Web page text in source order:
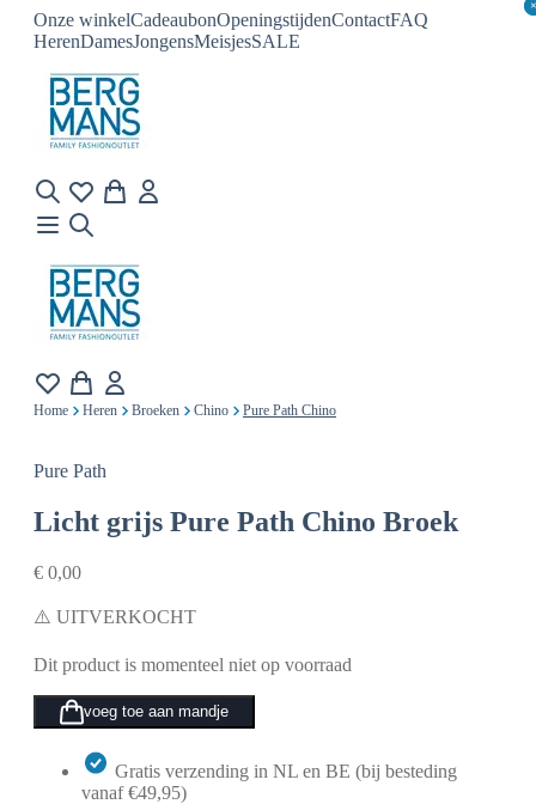
Onze winkelCadeaubonOpeningstijdenContactFAQ
HerenDamesJongensMeisjesSALE
×
×
Home Heren Broeken Chino Pure Path Chino
Pure Path
Licht grijs Pure Path Chino Broek
€ 0,00
⚠️ UITVERKOCHT
Dit product is momenteel niet op voorraad
voeg toe aan mandje
Gratis verzending in NL en BE (bij besteding
vanaf €49,95)